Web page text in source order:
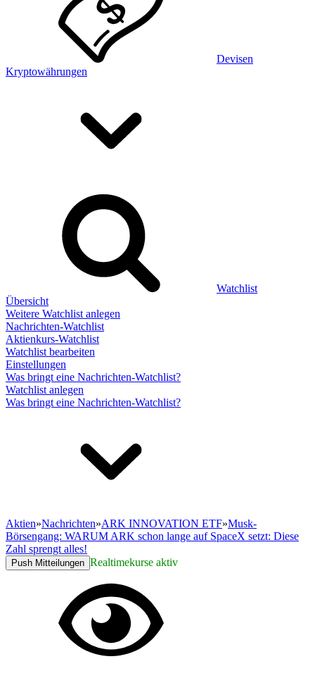
Devisen
Kryptowährungen
Watchlist
Übersicht
Weitere Watchlist anlegen
Nachrichten-Watchlist
Aktienkurs-Watchlist
Watchlist bearbeiten
Einstellungen
Was bringt eine Nachrichten-Watchlist?
Watchlist anlegen
Was bringt eine Nachrichten-Watchlist?
Aktien»Nachrichten»ARK INNOVATION ETF»Musk-
Börsengang: WARUM ARK schon lange auf SpaceX setzt: Diese
Zahl sprengt alles!
Push Mitteilungen Realtimekurse aktiv